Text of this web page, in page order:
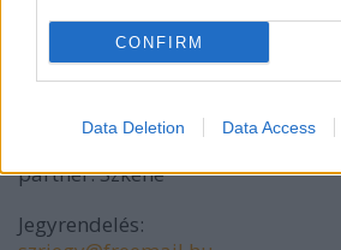
CONFIRM
Data Deletion Data Access
Bizottság, Marland
Kft, tancelet.hu,
szinhaz.hu
Pesti Est Súgó
partner: Szkéné
Jegyrendelés: